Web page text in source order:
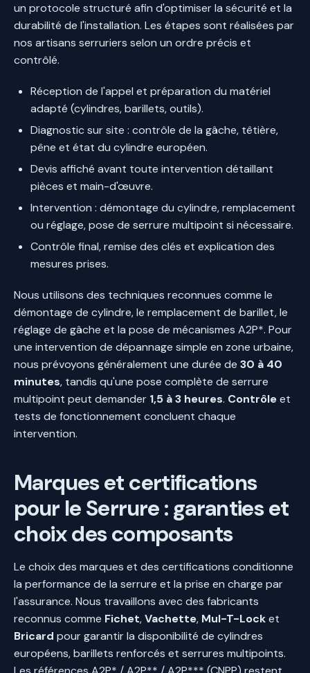
un protocole structuré afin d'optimiser la sécurité et la
durabilité de l'installation. Les étapes sont réalisées par
nos artisans serruriers selon un ordre précis et
contrôlé.
Réception de l'appel et préparation du matériel
adapté (cylindres, barillets, outils).
Diagnostic sur site : contrôle de la gâche, têtière,
pêne et état du cylindre européen.
Devis affiché avant toute intervention détaillant
pièces et main-d'œuvre.
Intervention : démontage du cylindre, remplacement
ou réglage, pose de serrure multipoint si nécessaire.
Contrôle final, remise des clés et explication des
mesures prises.
Nous utilisons des techniques reconnues comme le
démontage de cylindre, le remplacement de barillet, le
réglage de gâche et la pose de mécanismes A2P*. Pour
une intervention de dépannage simple en zone urbaine,
nous prévoyons généralement une durée de 30 à 40
minutes, tandis qu'une pose complète de serrure
multipoint peut demander 1,5 à 3 heures. Contrôleet
tests de fonctionnement concluent chaque
intervention.
Marques et certifications
pour le Serrure : garanties et
choix des composants
Le choix des marques et des certifications conditionne
la performance de la serrure et la prise en charge par
l'assurance. Nous travaillons avec des fabricants
reconnus comme Fichet,Vachette, Mul-T-Locket
Bricard pour garantir la disponibilité de cylindres
européens, barillets renforcés et serrures multipoints.